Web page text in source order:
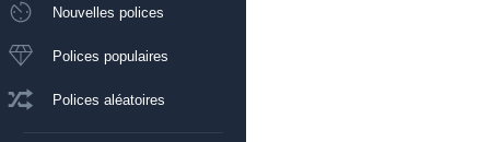
Nouvelles polices
Polices populaires
Polices aléatoires